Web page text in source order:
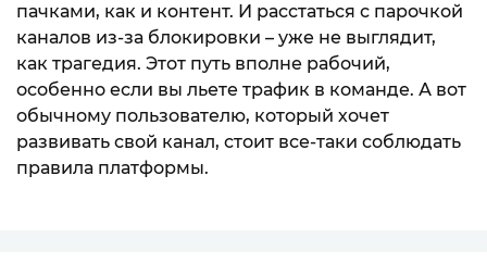
пачками, как и контент. И расстаться с парочкой
каналов из-за блокировки – уже не выглядит,
как трагедия. Этот путь вполне рабочий,
особенно если вы льете трафик в команде. А вот
обычному пользователю, который хочет
развивать свой канал, стоит все-таки соблюдать
правила платформы.